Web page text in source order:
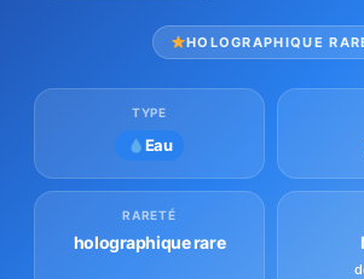
HOLOGRAPHIQUE
TYPE
Eau
RARETÉ
holographique rare